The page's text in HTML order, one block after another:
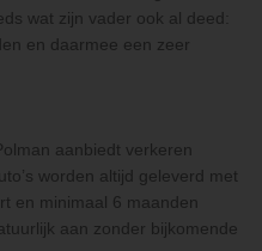
wat zijn vader ook al deed:
en daarmee een zeer
aanbiedt verkeren
worden altijd geleverd met
en minimaal 6 maanden
aan zonder bijkomende